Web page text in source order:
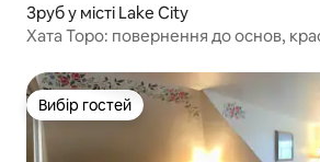
Зруб у місті Lake City
Хата Торо: повернення до основ,
Вибір гостей
Вибір гостей